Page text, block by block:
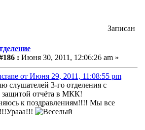
Записан
: Июня 30, 2011, 12:06:26 am »
от Июня 29, 2011, 11:08:55 pm
слушателей 3-го отделения с
отчёта в МКК!
к поздравлениям!!!! Мы все